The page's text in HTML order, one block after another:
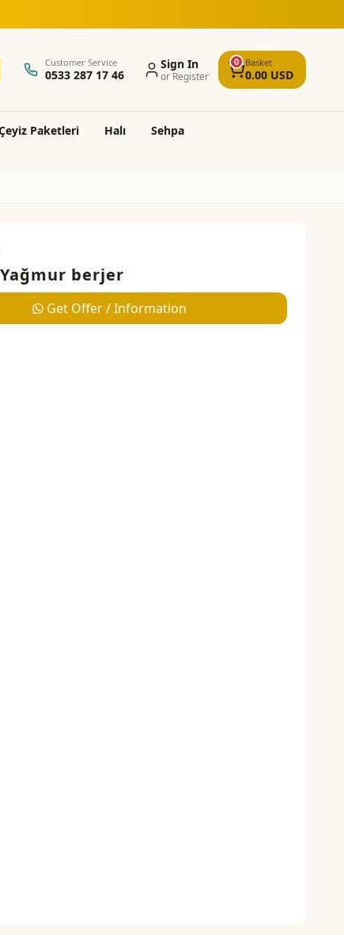
Customer Service
0533 287 17 46
Sign In
or Register
0 Basket
0.00USD
Paketleri̇ Halı Sehpa
berjer
Get Offer / Information